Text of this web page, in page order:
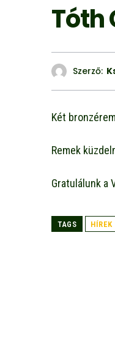
Tóth
Szerző:
Két
Remek
Gratulálunk a
TAGS HÍREK